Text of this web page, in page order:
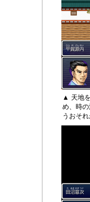
▲ 天地
め、時
うおそれ